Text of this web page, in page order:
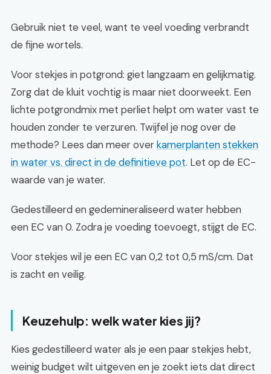
Gebruik niet te veel, want te veel voeding verbrandt
de fijne wortels.
Voor stekjes in potgrond: giet langzaam en gelijkmatig.
Zorg dat de kluit vochtig is maar niet doorweekt. Een
lichte potgrondmix met perliet helpt om water vast te
houden zonder te verzuren. Twijfel je nog over de
methode? Lees dan meer overkamerplanten stekken
in water vs. direct in de definitieve pot. Let op de EC-
waarde van je water.
Gedestilleerd en gedemineraliseerd water hebben
een EC van 0. Zodra je voeding toevoegt, stijgt de EC.
Voor stekjes wil je een EC van 0,2 tot 0,5 mS/cm. Dat
is zacht en veilig.
Keuzehulp: welk water kies jij?
Kies gedestilleerd water als je een paar stekjes hebt,
weinig budget wilt uitgeven en je zoekt iets dat direct